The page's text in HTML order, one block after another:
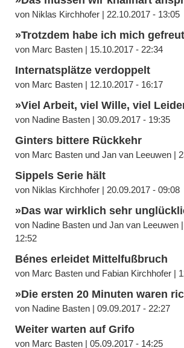
von Niklas Kirchhofer | 22.10.2017 - 13:05
»Trotzdem habe ich mich
von Marc Basten | 15.10.2017 - 22:34
Internatsplätze verdoppelt
von Marc Basten | 12.10.2017 - 16:17
»Viel Arbeit, viel Wille, viel
von Nadine Basten | 30.09.2017 - 19:35
Ginters bittere Rückkehr
von Marc Basten und Jan van Leeuwen |
Sippels Serie hält
von Niklas Kirchhofer | 20.09.2017 - 09:08
»Das war wirklich sehr
von Nadine Basten und Jan van Leeuwen
12:52
Bénes erleidet Mittelfußbruch
von Marc Basten und Fabian Kirchhofer |
»Die ersten 20 Minuten waren
von Nadine Basten | 09.09.2017 - 22:27
Weiter warten auf Grifo
von Marc Basten | 05.09.2017 - 14:25